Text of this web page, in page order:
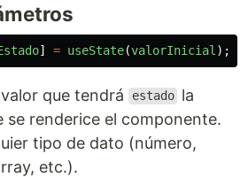
] = useState(valorInicial );
valor que tendrá estado la
se renderice el componente.
tipo de dato (número,
etc.).